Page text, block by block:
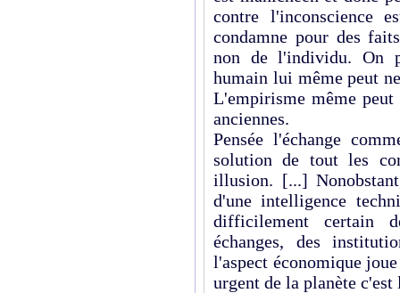
contre l'inconscience
condamne pour des
non de l'individu. On
humain lui même peut
L'empirisme même
anciennes.
Pensée l'échange
solution de tout les
illusion. [...]
d'une intelligence
difficilement certain
échanges, des
l'aspect économique
urgent de la planète